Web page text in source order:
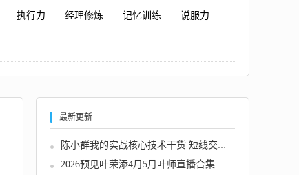
执行力 经理修炼 记忆训练 说服力
最新更新
陈小群我的实战核心技术干货 短线交易PDF文章...
2026预见叶荣添4月5月叶师直播合集 市场分析趋...